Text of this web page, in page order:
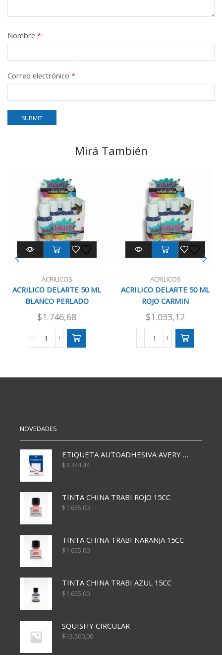
Nombre *
Correo electrónico *
Mirá También
ACRILICOS
ACRILICO DELARTE 50 ML
BLANCO PERLADO
$1.746,68
ACRILICO
BLANCO
ACRILICOS
ACRILICO DELARTE 50 ML
ROJO CARMIN
$1.033,12
ACRILICO
ROJO
NOVEDADES
ETIQUETA AUTOADHESIVA AVERY 3026 30H 20 X 70
$3.344,44
TINTA CHINA TRABI ROJO 15CC
$1.655,00
TINTA CHINA TRABI NARANJA 15CC
$1.655,00
TINTA CHINA TRABI AZUL 15CC
$1.655,00
SQUISHY CIRCULAR
$13.500,00